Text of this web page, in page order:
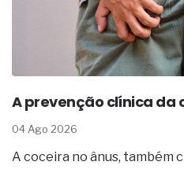
A prevenção clínica da
04 Ago 2026
A coceira no ânus, também